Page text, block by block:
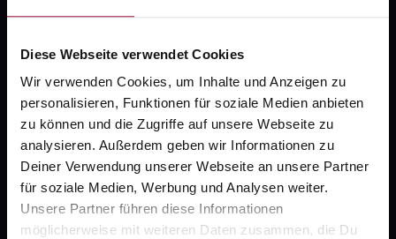
Diese Webseite verwendet Cookies
Wir verwenden Cookies, um Inhalte und Anzeigen zu
personalisieren, Funktionen für soziale Medien anbieten
zu können und die Zugriffe auf unsere Webseite zu
analysieren. Außerdem geben wir Informationen zu
Deiner Verwendung unserer Webseite an unsere Partner
für soziale Medien, Werbung und Analysen weiter.
Unsere Partner führen diese Informationen
möglicherweise mit weiteren Daten zusammen, die Du
gesund.de
Über uns
Karriere
Newsletter